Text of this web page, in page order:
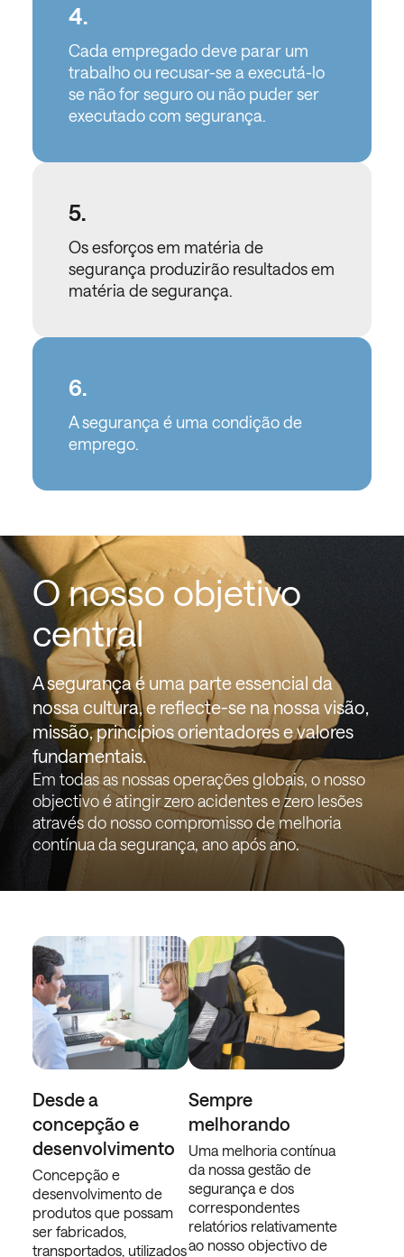
4.
Cada empregado deve parar um
trabalho ou recusar-se a executá-lo
se não for seguro ou não puder ser
executado com segurança.
5.
Os esforços em matéria de
segurança produzirão resultados em
matéria de segurança.
6.
A segurança é uma condição de
emprego.
O nosso objetivo
central
A segurança é uma parte essencial da
nossa cultura, e reflecte-se na nossa visão,
missão, princípios orientadores e valores
fundamentais.
Em todas as nossas operações globais, o nosso
objectivo é atingir zero acidentes e zero lesões
através do nosso compromisso de melhoria
contínua da segurança, ano após ano.
Desde a
concepção e
desenvolvimento
Concepção e
desenvolvimento de
produtos que possam
ser fabricados,
transportados, utilizados
Sempre
melhorando
Uma melhoria contínua
da nossa gestão de
segurança e dos
correspondentes
relatórios relativamente
ao nosso objectivo de